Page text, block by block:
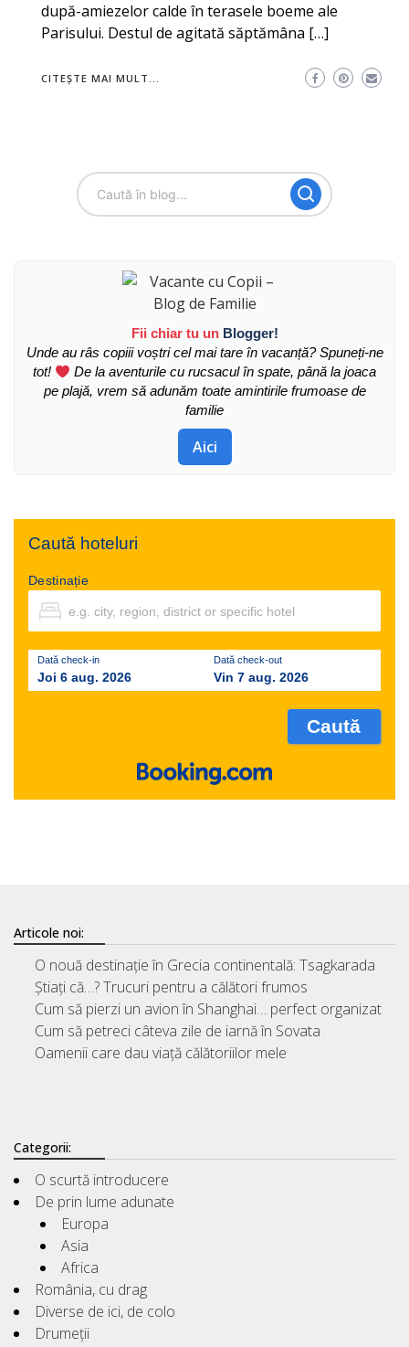
după-amiezelor calde în terasele boeme ale
Parisului. Destul de agitată săptămâna […]
CITEȘTE MAI MULT...
Fii chiar tu un Blogger!
Unde au râs copiii voștri cel mai tare în vacanță? Spuneți-ne
tot!
De la aventurile cu rucsacul în spate, până la joaca
pe plajă, vrem să adunăm toate amintirile frumoase de
familie
Aici
Caută hoteluri
Destinație
Dată check-in
Joi 6 aug. 2026
Dată check-out
Vin 7 aug. 2026
Articole noi:
O nouă destinație în Grecia continentală: Tsagkarada
Știați că…? Trucuri pentru a călători frumos
Cum să pierzi un avion în Shanghai… perfect organizat
Cum să petreci câteva zile de iarnă în Sovata
Oamenii care dau viață călătoriilor mele
Categorii:
O scurtă introducere
De prin lume adunate
Europa
Asia
Africa
România, cu drag
Diverse de ici, de colo
Drumeții